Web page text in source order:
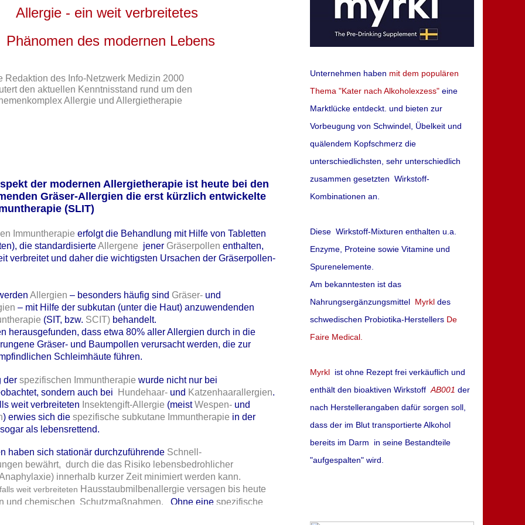
bei einem anaphylaktischen Schock das Leben retten kann. Nun wurde
- wie beispielsweise bei Insektengift-, Medikamenten- oder
kommt es relativ häufig zu einem plötzlich und unerwartet auftretenden
Schock.
Angsthasen mit dem im Bereich der EU zugelassenen Adrenalin-
dem drohenden Anaphylaxietod zu entgehen.
Sprache)
aus Apotheken-Umschau, 2024, Apotheke adhoc,3.6.2025
moderne Elektronik-Artikel
Kopfhörer können aufgrund enthaltener Acrylate
Tribuneberichtet, können die populären Wearables (z.B.
Ear-Kopfhörer schwere Kontaktekzeme und belastende Symptome
vermarkteten Gedgets gehören bei vielen Menschen zum
sind wohl Acrylate und Methacrylate. Spuren dieser Stoffe sind oft
Klebern.
Sprache)
Allergie - ein weit verbreitetes
Phänomen des modernen Lebens
Redaktion des Info-Netzwerk Medizin 2000
den aktuellen Kenntnisstand rund um den
Allergie und Allergietherapie
der modernen Allergietherapie ist heute bei den
Gräser-Allergien die erst kürzlich entwickelte
(SLIT)
Immuntherapie erfolgt die Behandlung mit Hilfe von Tabletten
die standardisierteAllergene jener Gräserpollen enthalten,
verbreitet und daher die wichtigsten Ursachen der Gräserpollen-
Allergien – besonders häufig sind Gräser- und
– mit Hilfe der subkutan (unter die Haut) anzuwendenden
(SIT, bzw. SCIT) behandelt.
herausgefunden, dass etwa 80% aller Allergien durch in die
Gräser- und Baumpollen verursacht werden, die zur
Schleimhäute führen.
der spezifischen Immuntherapie wurde nicht nur bei
sondern auch bei
Hundehaar- und Katzenhaarallergien.
weit verbreiteten Insektengift-Allergie (meistWespen- und
) erwies sich die spezifische subkutane Immuntherapie in der
als lebensrettend.
haben sich stationär durchzuführende Schnell-
bewährt, durch die das Risiko lebensbedrohlicher
innerhalb kurzer Zeit minimiert werden kann.
weit verbreiteten Hausstaubmilbenallergie versagen bis heute
und chemischen Schutzmaßnahmen. Ohne eine spezifische
Unternehmen haben mit dem populären
Thema "Kater nach Alkoholexzess" eine
Marktlücke entdeckt. und bieten zur
Vorbeugung von Schwindel, Übelkeit und
quälendem Kopfschmerz die
unterschiedlichsten, sehr unterschiedlich
zusammen gesetzten Wirkstoff-
Kombinationen an.
Diese Wirkstoff-Mixturen enthalten u.a.
Enzyme, Proteine sowie Vitamine und
Spurenelemente.
Am bekanntesten ist das
Nahrungsergänzungsmittel Myrkl des
schwedischen Probiotika-Herstellers De
Faire Medical.
Myrkl ist ohne Rezept frei verkäuflich und
enthält den bioaktiven Wirkstoff AB001 der
nach Herstellerangaben dafür sorgen soll,
dass der im Blut transportierte Alkohol
bereits im Darm in seine Bestandteile
"aufgespalten" wird.